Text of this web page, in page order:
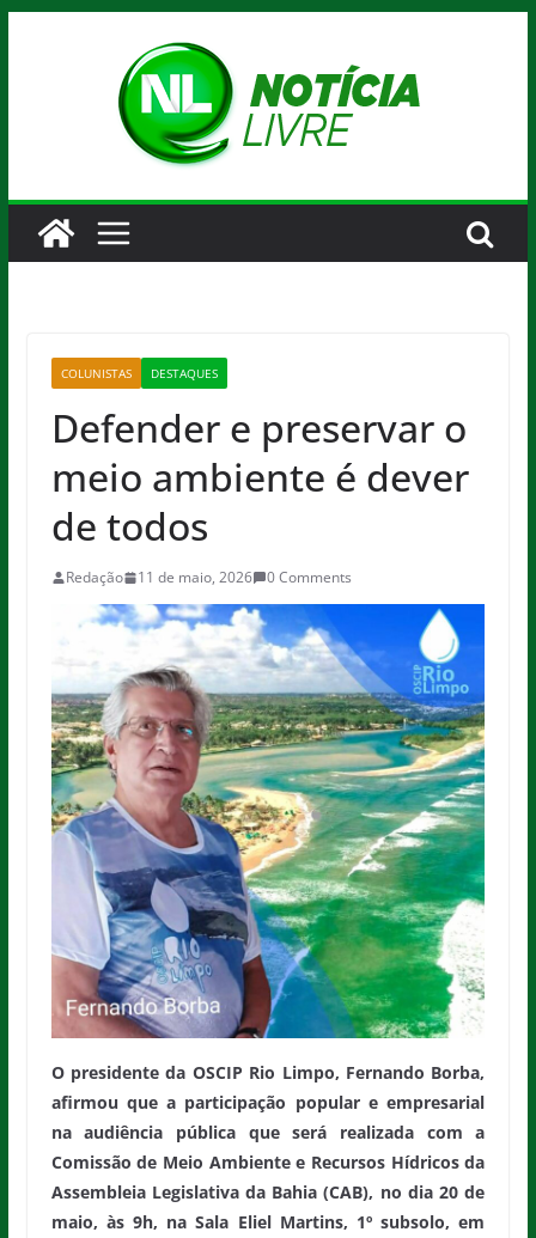
COLUNISTAS DESTAQUES
Defender e preservar o
meio ambiente é dever
de todos
Redação 11 de maio, 2026 0 Comments
O presidente da OSCIP Rio Limpo, Fernando Borba,
afirmou que a participação popular e empresarial
na audiência pública que será realizada com a
Comissão de Meio Ambiente e Recursos Hídricos da
Assembleia Legislativa da Bahia (CAB), no dia 20 de
maio, às 9h, na Sala Eliel Martins, 1º subsolo, em